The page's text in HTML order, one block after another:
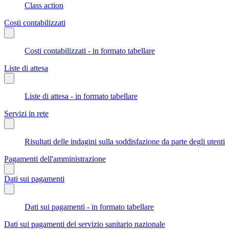
Class action
Costi contabilizzati
Costi contabilizzati - in formato tabellare
Liste di attesa
Liste di attesa - in formato tabellare
Servizi in rete
Risultati delle indagini sulla soddisfazione da parte degli utenti
Pagamenti dell'amministrazione
Dati sui pagamenti
Dati sui pagamenti - in formato tabellare
Dati sui pagamenti del servizio sanitario nazionale